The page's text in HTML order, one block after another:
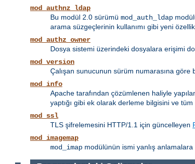
mod_authnz_ldap
Bu modül 2.0 sürümü mod_auth_ldap
arama süzgeçlerinin kullanımı gibi yeni
mod_authz_owner
Dosya sistemi üzerindeki dosyalara erişimi
mod_version
Çalışan sunucunun sürüm numarasına göre
mod_info
Apache tarafından çözümlenen haliyle
yaptığı gibi ek olarak derleme bilgisini ve tüm
mod_ssl
TLS şifrelemesini HTTP/1.1 için güncelleyen
mod_imagemap
mod_imap modülünün ismi yanlış